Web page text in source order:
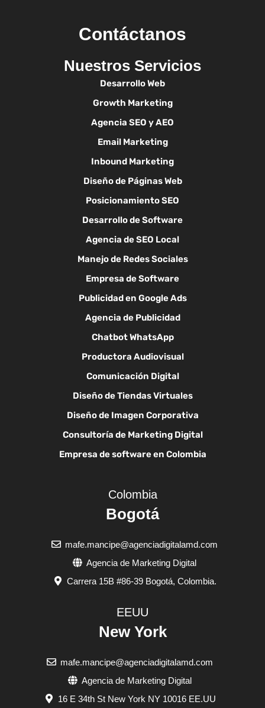
Contáctanos
Nuestros Servicios
Desarrollo Web
Growth Marketing
Agencia SEO y AEO
Email Marketing
Inbound Marketing
Diseño de Páginas Web
Posicionamiento SEO
Desarrollo de Software
Agencia de SEO Local
Manejo de Redes Sociales
Empresa de Software
Publicidad en Google Ads
Agencia de Publicidad
Chatbot WhatsApp
Productora Audiovisual
Comunicación Digital
Diseño de Tiendas Virtuales
Diseño de Imagen Corporativa
Consultoría de Marketing Digital
Empresa de software en Colombia
Colombia
Bogotá
mafe.mancipe@agenciadigitalamd.com
Agencia de Marketing Digital
Carrera 15B #86-39 Bogotá, Colombia.
EEUU
New York
mafe.mancipe@agenciadigitalamd.com
Agencia de Marketing Digital
16 E 34th St New York NY 10016 EE.UU